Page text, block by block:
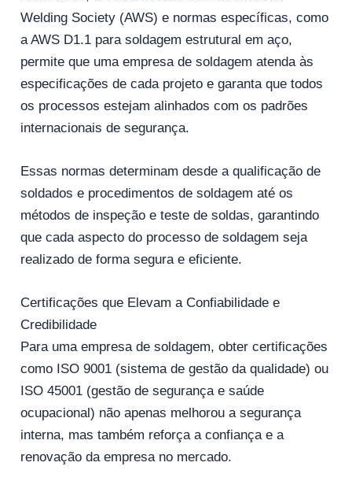
Welding Society (AWS) e normas específicas, como
a AWS D1.1 para soldagem estrutural em aço,
permite que uma empresa de soldagem atenda às
especificações de cada projeto e garanta que todos
os processos estejam alinhados com os padrões
internacionais de segurança.
Essas normas determinam desde a qualificação de
soldados e procedimentos de soldagem até os
métodos de inspeção e teste de soldas, garantindo
que cada aspecto do processo de soldagem seja
realizado de forma segura e eficiente.
Certificações que Elevam a Confiabilidade e
Credibilidade
Para uma empresa de soldagem, obter certificações
como ISO 9001 (sistema de gestão da qualidade) ou
ISO 45001 (gestão de segurança e saúde
ocupacional) não apenas melhorou a segurança
interna, mas também reforça a confiança e a
renovação da empresa no mercado.